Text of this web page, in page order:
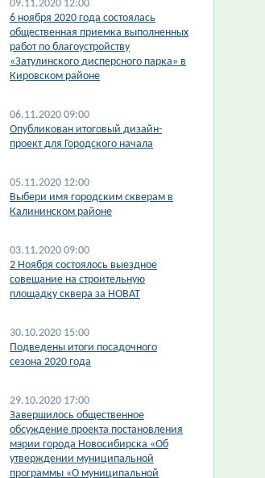
09.11.2020 12:00
​6 ноября 2020 года состоялась
общественная приемка выполненных
работ по благоустройству
«Затулинского дисперсного парка» в
Кировском районе
06.11.2020 09:00
​Опубликован итоговый дизайн-
проект для Городского начала
05.11.2020 12:00
Выбери имя городским скверам в
Калининском районе
03.11.2020 09:00
2 Ноября состоялось выездное
совещание на строительную
площадку сквера за НОВАТ
30.10.2020 15:00
Подведены итоги посадочного
сезона 2020 года
29.10.2020 17:00
Завершилось общественное
обсуждение проекта постановления
мэрии города Новосибирска «Об
утверждении муниципальной
программы «О муниципальной